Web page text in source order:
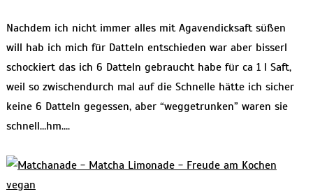
Nachdem ich nicht immer alles mit Agavendicksaft süßen
will hab ich mich für Datteln entschieden war aber bisserl
schockiert das ich 6 Datteln gebraucht habe für ca 1 l Saft,
weil so zwischendurch mal auf die Schnelle hätte ich sicher
keine 6 Datteln gegessen, aber “weggetrunken” waren sie
schnell…hm….